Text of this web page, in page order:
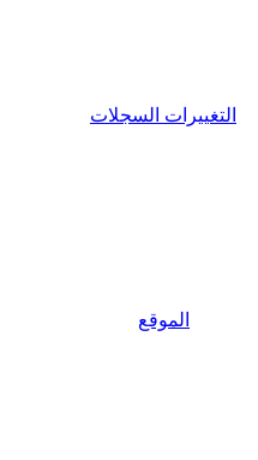
التغييرات السجلات
الموقع